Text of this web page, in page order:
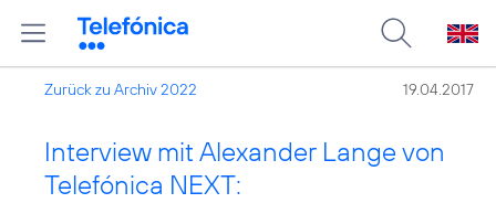
Zurück zu Archiv 2022 19.04.2017
Interview mit Alexander Lange von
Telefónica NEXT: